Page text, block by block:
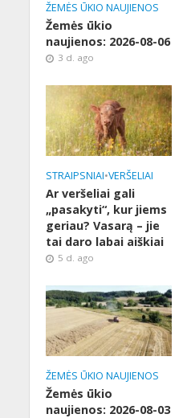
ŽEMĖS ŪKIO NAUJIENOS
Žemės ūkio
naujienos: 2026-08-06
3 d. ago
STRAIPSNIAI•VERŠELIAI
Ar veršeliai gali
„pasakyti“, kur jiems
geriau? Vasarą – jie
tai daro labai aiškiai
5 d. ago
ŽEMĖS ŪKIO NAUJIENOS
Žemės ūkio
naujienos: 2026-08-03